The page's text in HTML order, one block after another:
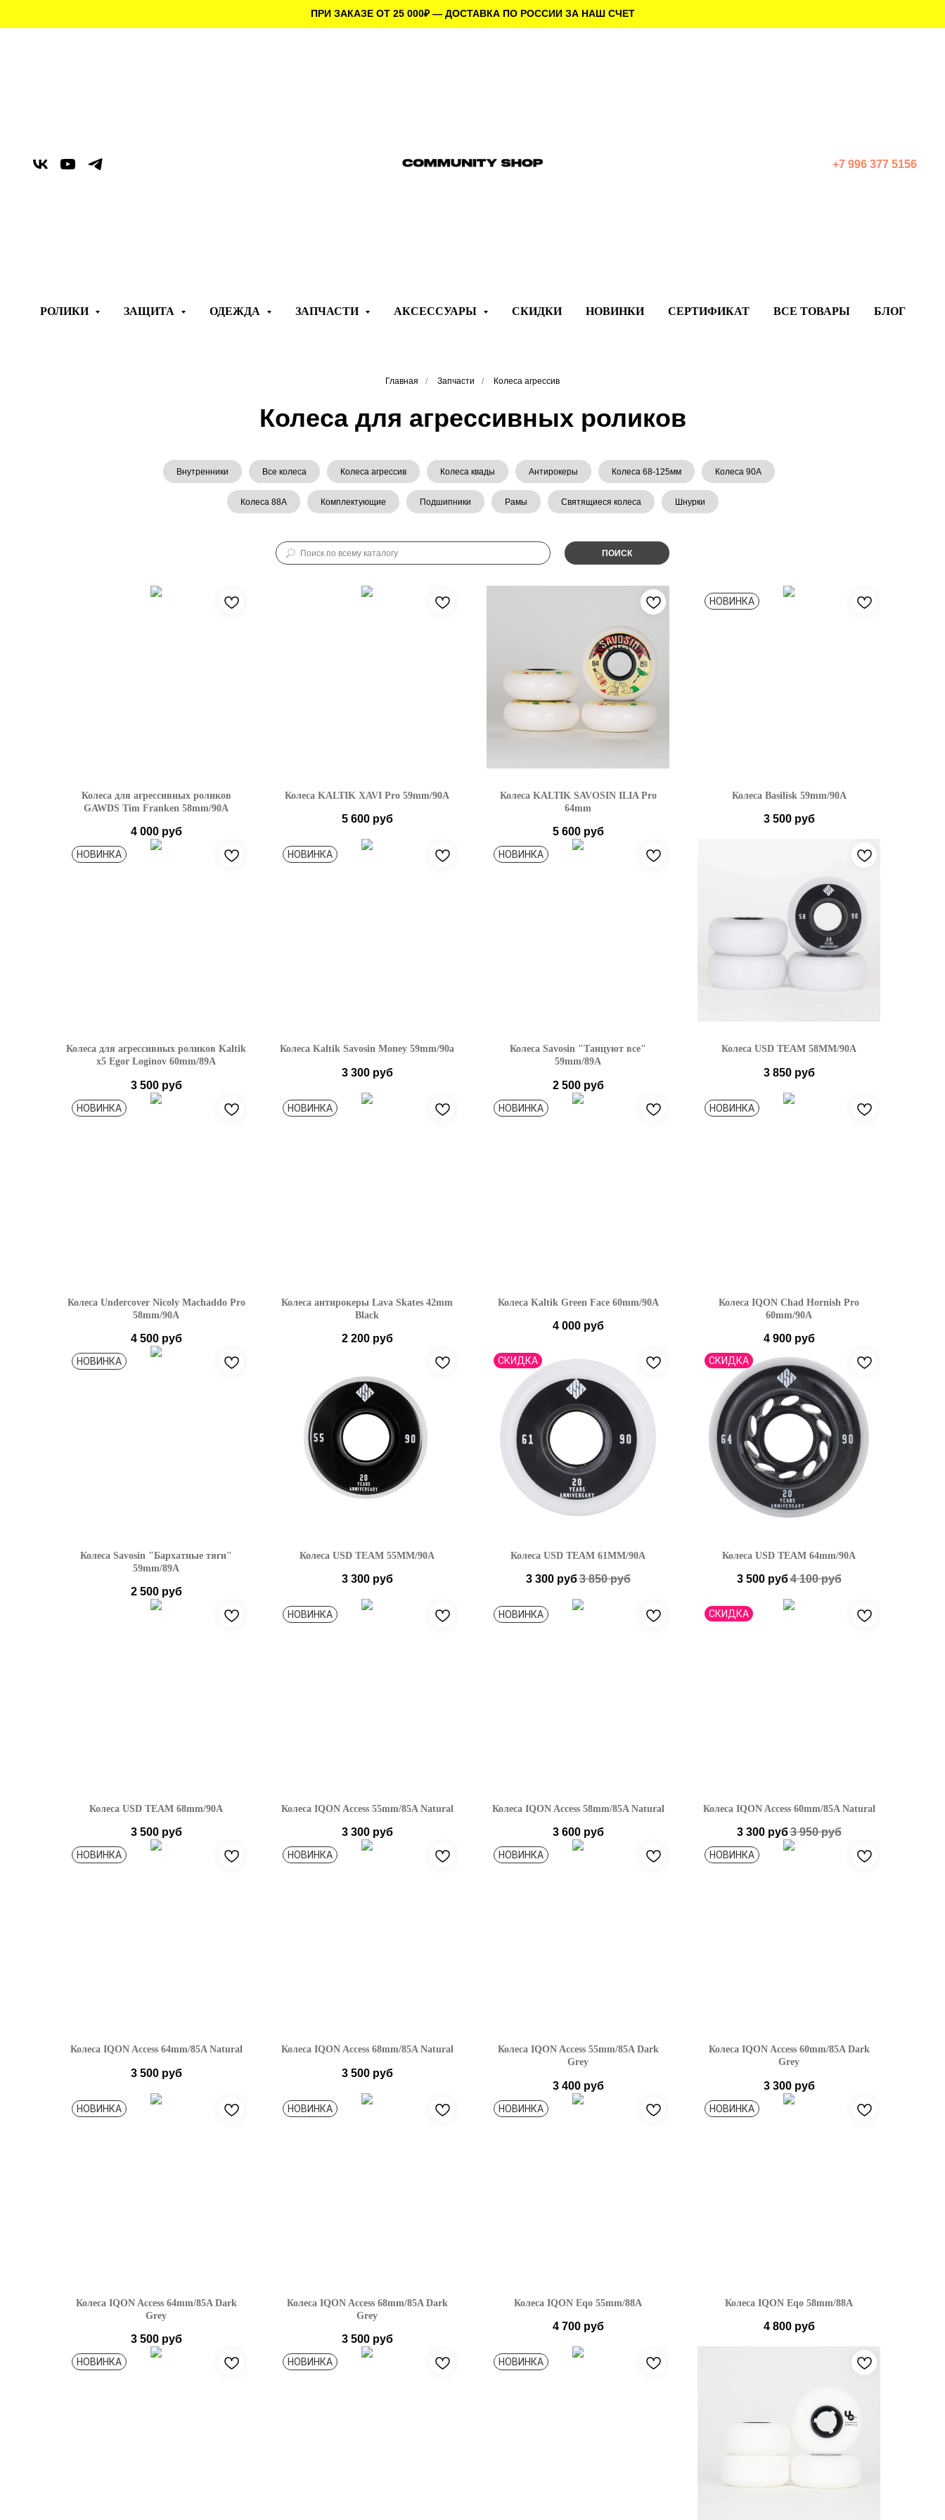
ПРИ ЗАКАЗЕ ОТ 25 000₽— ДОСТАВКА ПО РОССИИ ЗА НАШ СЧЕТ
+7 996 377 5156
РОЛИКИ ЗАЩИТА ОДЕЖДА ЗАПЧАСТИ АКСЕССУАРЫ СКИДКИ НОВИНКИ СЕРТИФИКАТ ВСЕ ТОВАРЫ БЛОГ
Главная / Запчасти / Колеса агрессив
Колеса для агрессивных роликов
Внутренники Все колеса Колеса агрессив Колеса квады Антирокеры Колеса 68-125мм Колеса 90А
Колеса 88A Комплектующие Подшипники Рамы Святящиеся колеса Шнурки
ПОИСК
Колеса для агрессивных роликов
GAWDS Tim Franken 58mm/90A
4 000 руб
Колеса KALTIK XAVI Pro 59mm/90A
5 600 руб
Колеса KALTIK SAVOSIN ILIA Pro
64mm
5 600 руб
НОВИНКА
Колеса Basilisk 59mm/90A
3 500 руб
НОВИНКА
Колеса для агрессивных роликов Kaltik
x5 Egor Loginov 60mm/89A
3 500 руб
НОВИНКА
Колеса Kaltik Savosin Money 59mm/90a
3 300 руб
НОВИНКА
Колеса Savosin "Танцуют все"
59mm/89A
2 500 руб
Колеса USD TEAM 58MM/90A
3 850 руб
НОВИНКА
Колеса Undercover Nicoly Machaddo Pro
58mm/90A
4 500 руб
НОВИНКА
Колеса антирокеры Lava Skates 42mm
Black
2 200 руб
НОВИНКА
Колеса Kaltik Green Face 60mm/90A
4 000 руб
НОВИНКА
Колеса IQON Chad Hornish Pro
60mm/90A
4 900 руб
НОВИНКА
Колеса Savosin "Бархатные тяги"
59mm/89A
2 500 руб
Колеса USD TEAM 55MM/90A
3 300 руб
СКИДКА
Колеса USD TEAM 61MM/90A
3 300 руб3 850 руб
СКИДКА
Колеса USD TEAM 64mm/90A
3 500 руб4 100 руб
Колеса USD TEAM 68mm/90A
3 500 руб
НОВИНКА
Колеса IQON Access 55mm/85A Natural
3 300 руб
НОВИНКА
Колеса IQON Access 58mm/85A Natural
3 600 руб
СКИДКА
Колеса IQON Access 60mm/85A Natural
3 300 руб3 950 руб
НОВИНКА
Колеса IQON Access 64mm/85A Natural
3 500 руб
НОВИНКА
Колеса IQON Access 68mm/85A Natural
3 500 руб
НОВИНКА
Колеса IQON Access 55mm/85A Dark
Grey
3 400 руб
НОВИНКА
Колеса IQON Access 60mm/85A Dark
Grey
3 300 руб
НОВИНКА
Колеса IQON Access 64mm/85A Dark
Grey
3 500 руб
НОВИНКА
Колеса IQON Access 68mm/85A Dark
Grey
3 500 руб
НОВИНКА
Колеса IQON Eqo 55mm/88A
4 700 руб
НОВИНКА
Колеса IQON Eqo 58mm/88A
4 800 руб
НОВИНКА НОВИНКА НОВИНКА